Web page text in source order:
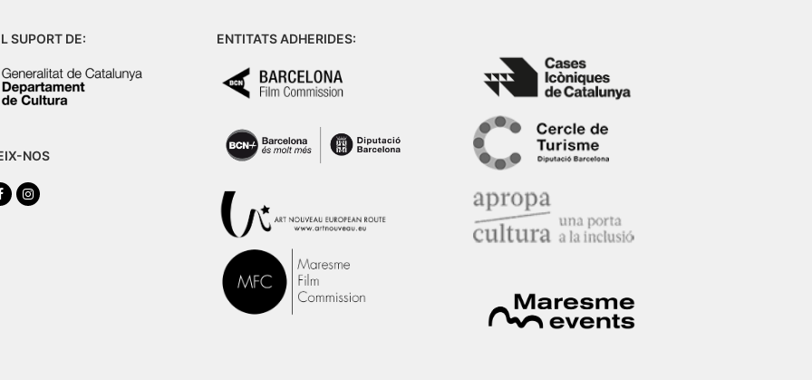
SUPORT DE:
NOS
FacebookInstagram
ENTITATS ADHERIDES: